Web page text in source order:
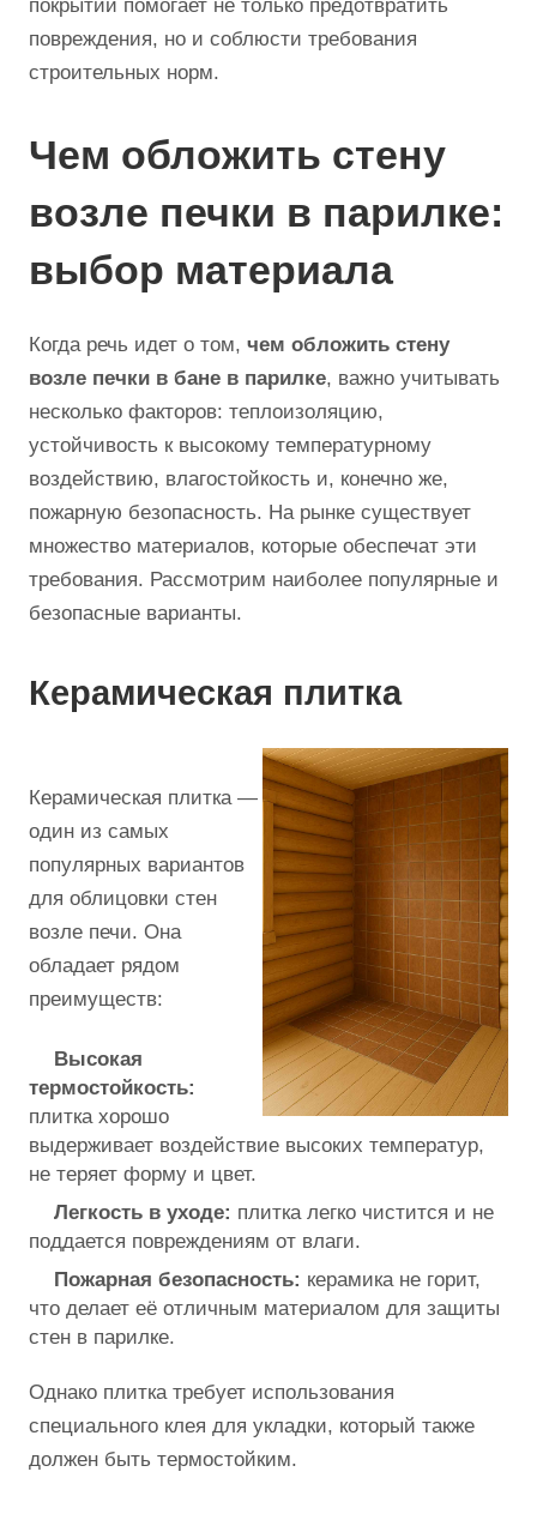
покрытий помогает не только предотвратить
повреждения, но и соблюсти требования
строительных норм.
Чем обложить стену
возле печки в парилке:
выбор материала
Когда речь идет о том, чем обложить стену
возле печки в бане в парилке, важно учитывать
несколько факторов: теплоизоляцию,
устойчивость к высокому температурному
воздействию, влагостойкость и, конечно же,
пожарную безопасность. На рынке существует
множество материалов, которые обеспечат эти
требования. Рассмотрим наиболее популярные и
безопасные варианты.
Керамическая плитка
Керамическая плитка —
один из самых
популярных вариантов
для облицовки стен
возле печи. Она
обладает рядом
преимуществ:
Высокая
термостойкость:
плитка хорошо
выдерживает воздействие высоких температур,
не теряет форму и цвет.
Легкость в уходе: плитка легко чистится и не
поддается повреждениям от влаги.
Пожарная безопасность: керамика не горит,
что делает её отличным материалом для защиты
стен в парилке.
Однако плитка требует использования
специального клея для укладки, который также
должен быть термостойким.